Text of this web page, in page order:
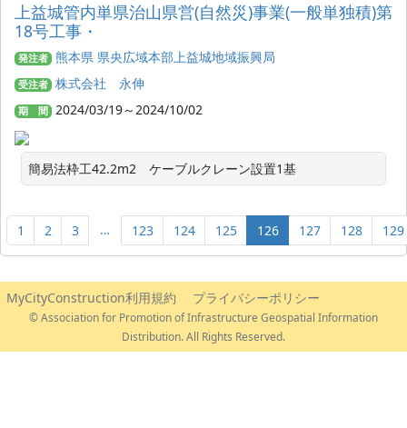
上益城管内単県治山県営(自然災)事業(一般単独積)第
18号工事・
発注者 熊本県 県央広域本部上益城地域振興局
受注者 株式会社 永伸
期 間 2024/03/19～2024/10/02
簡易法枠工42.2m2　ケーブルクレーン設置1基
1 2 3 … 123 124 125 126 127 128 129
MyCityConstruction利用規約 プライバシーポリシー
© Association for Promotion of Infrastructure Geospatial Information
Distribution. All Rights Reserved.